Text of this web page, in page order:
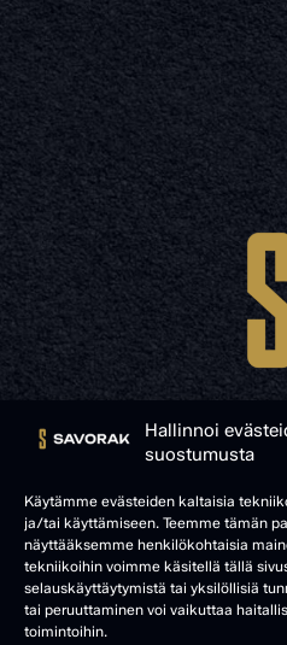
Hallinnoi
suostumusta
Käytämme evästeiden kaltaisia
ja/tai käyttämiseen. Teemme tämän
näyttääksemme henkilökohtaisia
tekniikoihin voimme käsitellä tällä
selauskäyttäytymistä tai yksilöllisiä
tai peruuttaminen voi vaikuttaa
toimintoihin.
©